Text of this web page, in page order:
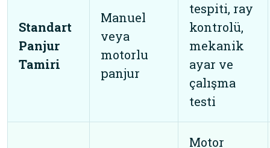
Standart
Panjur
Tamiri
Manuel
veya
motorlu
panjur
tespiti, ray
kontrolü,
mekanik
ayar ve
çalışma
testi
Motor